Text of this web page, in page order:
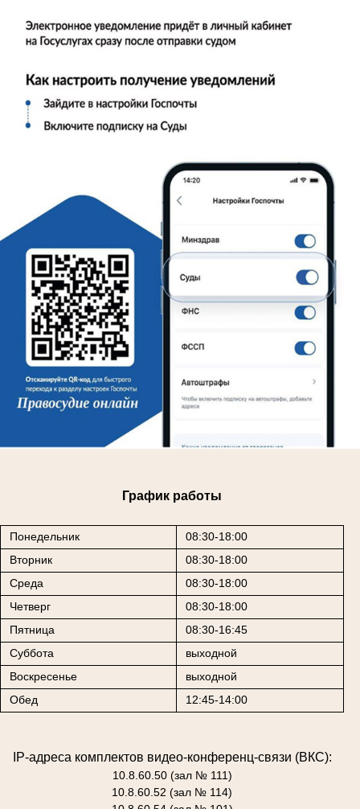
График работы
Понедельник
08:30-18:00
Вторник
08:30-18:00
Среда
08:30-18:00
Четверг
08:30-18:00
Пятница
08:30-16:45
Суббота
выходной
Воскресенье
выходной
Обед
12:45-14:00
IP-адреса комплектов видео-конференц-связи (ВКС):
10.8.60.50 (зал № 111)
10.8.60.52 (зал № 114)